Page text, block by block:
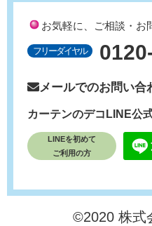
お気軽に、ご相談・お
フリーダイヤル
メールでのお問い合
カーテンのデコ LINE公
LINEを初めて
ご利用の方
©2020 株式